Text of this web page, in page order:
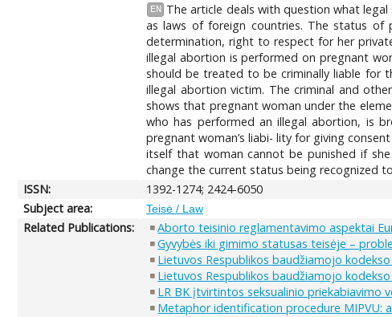
EN
The article deals with question what
as laws of foreign countries. The status
determination, right to respect for her
illegal abortion is performed on pregnant
should be treated to be criminally liable for
illegal abortion victim. The criminal and
shows that pregnant woman under the
who has performed an illegal abortion, is
pregnant woman’s liabi- lity for giving
itself that woman cannot be punished if
change the current status being recognized
ISSN:
1392-1274; 2424-6050
Subject area:
Teisė / Law
Related Publications: Aborto teisinio reglamentavimo aspektai
Gyvybės iki gimimo statusas teisėje –
Lietuvos Respublikos baudžiamojo
Lietuvos Respublikos baudžiamojo
LR BK įtvirtintos seksualinio priekabiavimo
Metaphor identification procedure